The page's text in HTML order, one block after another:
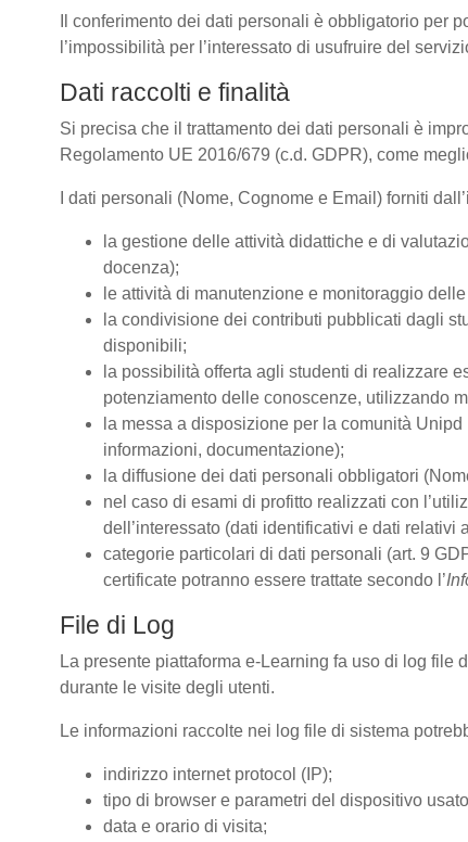
Il conferimento dei dati personali è obbligatorio per
l’impossibilità per l’interessato di usufruire del
Dati raccolti e finalità
Si precisa che il trattamento dei dati personali è
Regolamento UE 2016/679 (c.d. GDPR), come
I dati personali (Nome, Cognome e Email) forniti
la gestione delle attività didattiche e di
docenza);
le attività di manutenzione e monitoraggio
la condivisione dei contributi pubblicati dagli
disponibili;
la possibilità offerta agli studenti di realizzare
potenziamento delle conoscenze, utilizzando
la messa a disposizione per la comunità
informazioni, documentazione);
la diffusione dei dati personali obbligatori
nel caso di esami di profitto realizzati con
dell’interessato (dati identificativi e dati relativi
categorie particolari di dati personali (art. 9
certificate potranno essere trattate secondo l’
File di Log
La presente piattaforma e-Learning fa uso di log
durante le visite degli utenti.
Le informazioni raccolte nei log file di sistema
indirizzo internet protocol (IP);
tipo di browser e parametri del dispositivo
data e orario di visita;